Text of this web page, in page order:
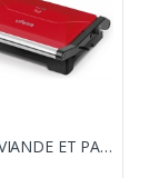
GRILLE VIANDE ET PANINI MULTIFONCTION UFESA PR1000 FUJI GRILL / ROUGE